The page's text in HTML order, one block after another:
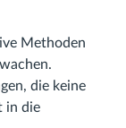
Methoden
die keine
in die